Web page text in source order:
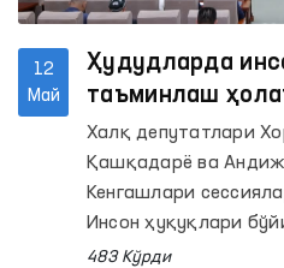
12
Май
Ҳудудларда
таъминлаш
Кенгашлар
қилинди
Халқ депутатлари
Қашқадарё ва
Кенгашлари
Инсон ҳуқуқлари
(омбудсман)нинг
483 Кўрди